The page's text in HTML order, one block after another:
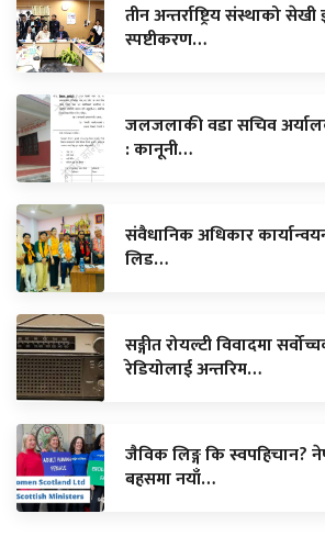
तीन अन्तर्राष्ट्रिय संस्थाको
स्पष्टीकरण…
जलजलाकी वडा सचिव
: कानूनी…
संवैधानिक अधिकार
लिड…
सङ्गीत रोयल्टी विवादमा
रेडियोलाई अन्तरिम…
जैविक लिङ्ग कि स्वपहिचान?
बहसमा नयाँ…